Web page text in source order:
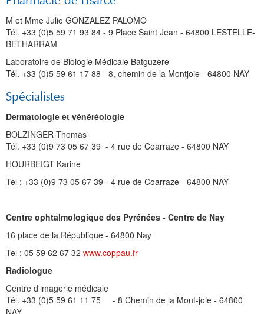
M et Mme Julio GONZALEZ PALOMO
Tél. +33 (0)5 59 71 93 84 - 9 Place Saint Jean - 64800 LESTELLE-
BETHARRAM
Laboratoire de Biologie Médicale Batguzère
Tél. +33 (0)5 59 61 17 88 - 8, chemin de la Montjoie - 64800 NAY
Spécialistes
Dermatologie et vénéréologie
BOLZINGER Thomas
Tél. +33 (0)9 73 05 67 39 - 4 rue de Coarraze - 64800 NAY
HOURBEIGT Karine
Tel : +33 (0)9 73 05 67 39 - 4 rue de Coarraze - 64800 NAY
Centre ophtalmologique des Pyrénées - Centre de Nay
16 place de la République - 64800 Nay
Tel : 05 59 62 67 32 www.coppau.fr
Radiologue
Centre d'imagerie médicale
Tél. +33 (0)5 59 61 11 75 - 8 Chemin de la Mont-joie - 64800
NAY